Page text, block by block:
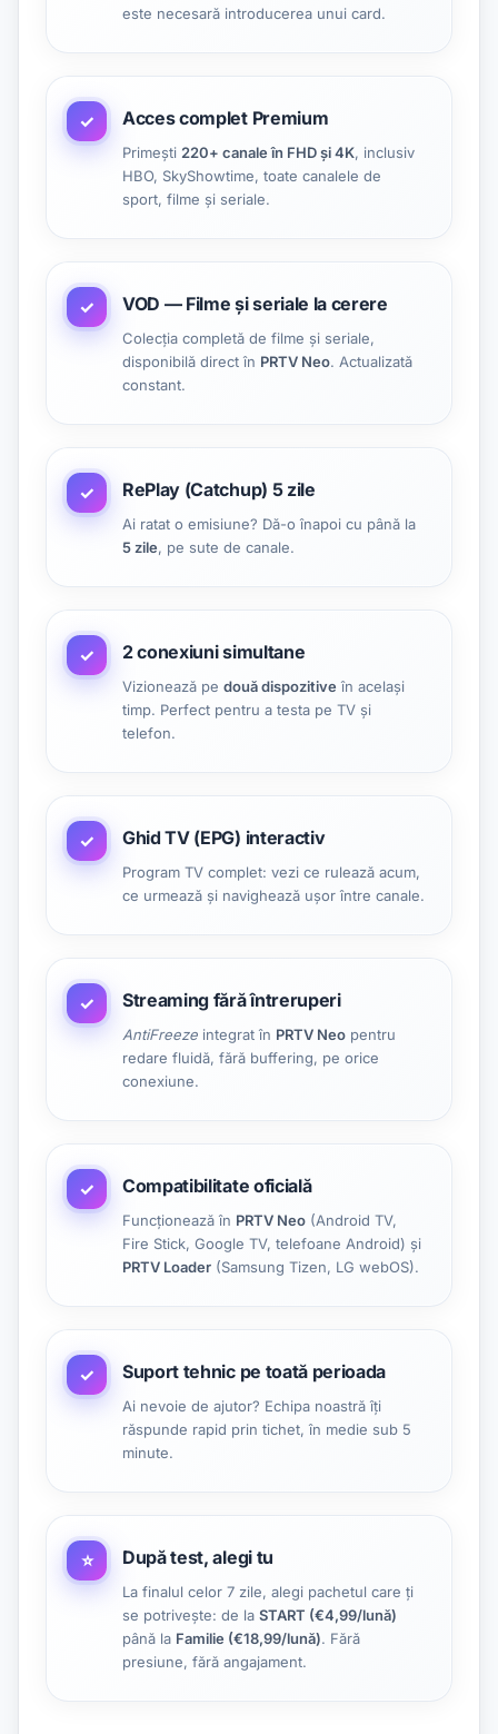
este necesară introducerea unui card.
✓ Acces complet Premium
Primești 220+ canale în FHD și 4K, inclusiv
HBO, SkyShowtime, toate canalele de
sport, filme și seriale.
✓ VOD — Filme și seriale la cerere
Colecția completă de filme și seriale,
disponibilă direct în PRTV Neo. Actualizată
constant.
✓ RePlay (Catchup) 5 zile
Ai ratat o emisiune? Dă-o înapoi cu până la
5 zile, pe sute de canale.
✓ 2 conexiuni simultane
Vizionează pe două dispozitive în același
timp. Perfect pentru a testa pe TV și
telefon.
✓ Ghid TV (EPG) interactiv
Program TV complet: vezi ce rulează acum,
ce urmează și navighează ușor între canale.
✓ Streaming fără întreruperi
AntiFreeze integrat în PRTV Neo pentru
redare fluidă, fără buffering, pe orice
conexiune.
✓ Compatibilitate oficială
Funcționează în PRTV Neo (Android TV,
Fire Stick, Google TV, telefoane Android) și
PRTV Loader (Samsung Tizen, LG webOS).
✓ Suport tehnic pe toată perioada
Ai nevoie de ajutor? Echipa noastră îți
răspunde rapid prin tichet, în medie sub 5
minute.
⭐ După test, alegi tu
La finalul celor 7 zile, alegi pachetul care ți
se potrivește: de la START (€4,99/lună)
până la Familie (€18,99/lună). Fără
presiune, fără angajament.